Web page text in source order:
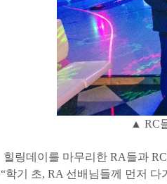
▲ RC
힐링데이를 마무리한 RA들과
“학기 초, RA 선배님들께 먼저